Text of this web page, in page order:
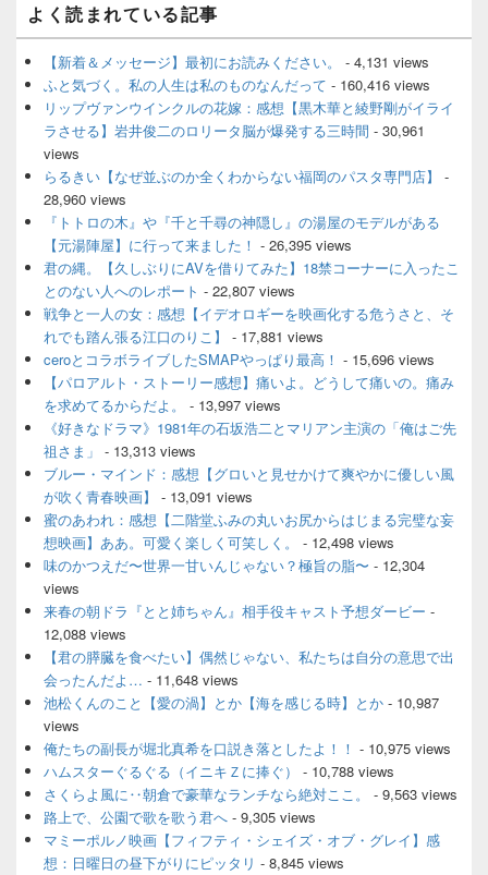
ン
サ
イ
バ
ィ
ェ
エ
ア
よく読まれている記事
【新着＆メッセージ】最初にお読みください。
- 4,131 views
ふと気づく。私の人生は私のものなんだって - 160,416 views
リップヴァンウインクルの花嫁：感想【黒木華と綾野剛がイライ
ラさせる】岩井俊二のロリータ脳が爆発する三時間 - 30,961
views
らるきい【なぜ並ぶのか全くわからない福岡のパスタ専門店】
-
28,960 views
『トトロの木』や『千と千尋の神隠し』の湯屋のモデルがある
【元湯陣屋】に行って来ました！ - 26,395 views
君の縄。【久しぶりにAVを借りてみた】18禁コーナーに入ったこ
とのない人へのレポート - 22,807 views
戦争と一人の女：感想【イデオロギーを映画化する危うさと、そ
れでも踏ん張る江口のりこ】
- 17,881 views
ceroとコラボライブしたSMAPやっぱり最高！ - 15,696 views
【パロアルト・ストーリー感想】痛いよ。どうして痛いの。痛み
を求めてるからだよ。
- 13,997 views
《好きなドラマ》1981年の石坂浩二とマリアン主演の「俺はご先
祖さま」 - 13,313 views
ブルー・マインド：感想【グロいと見せかけて爽やかに優しい風
が吹く青春映画】
- 13,091 views
蜜のあわれ：感想【二階堂ふみの丸いお尻からはじまる完璧な妄
想映画】ああ。可愛く楽しく可笑しく。
- 12,498 views
味のかつえだ〜世界一甘いんじゃない？極旨の脂〜 - 12,304
views
来春の朝ドラ『とと姉ちゃん』相手役キャスト予想ダービー -
12,088 views
【君の膵臓を食べたい】偶然じゃない、私たちは自分の意思で出
会ったんだよ… - 11,648 views
池松くんのこと【愛の渦】とか【海を感じる時】とか - 10,987
views
俺たちの副長が堀北真希を口説き落としたよ！！ - 10,975 views
ハムスターぐるぐる（イニキＺに捧ぐ）
- 10,788 views
さくらよ風に‥朝倉で豪華なランチなら絶対ここ。
- 9,563 views
路上で、公園で歌を歌う君へ - 9,305 views
マミーポルノ映画【フィフティ・シェイズ・オブ・グレイ】感
想：日曜日の昼下がりにピッタリ - 8,845 views